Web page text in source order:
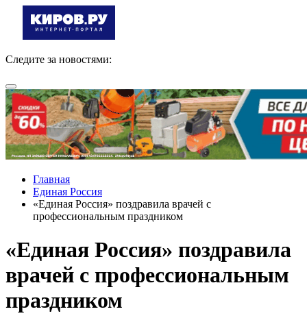
Следите за новостями:
Главная
Единая Россия
«Единая Россия» поздравила врачей с
профессиональным праздником
«Единая Россия» поздравила
врачей с профессиональным
праздником